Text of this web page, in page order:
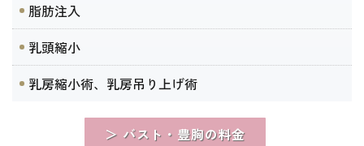
脂肪注入
乳頭縮小
乳房縮小術、乳房吊り上げ術
＞ バスト・豊胸の料金